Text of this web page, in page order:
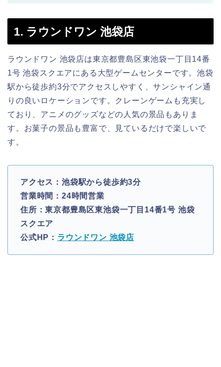
1. ラウンドワン 池袋店
ラウンドワン 池袋店は東京都豊島区東池袋一丁目14番
1号 池袋スクエアにある大型ゲームセンターです。池袋
駅から徒歩約3分でアクセスしやすく、サンシャイン通
りの良いロケーションです。クレーンゲームも充実し
ており、アニメのグッズなどの人気の景品もありま
す。お菓子の景品も豊富で、見ているだけで楽しいで
す。
アクセス：池袋駅から徒歩約3分
営業時間：24時間営業
住所：東京都豊島区東池袋一丁目14番1号 池袋
スクエア
公式HP： ラウンドワン 池袋店